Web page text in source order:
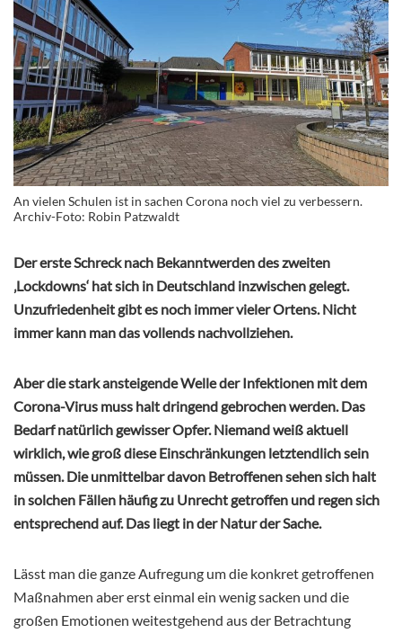
An vielen Schulen ist in sachen Corona noch viel zu verbessern.
Archiv-Foto: Robin Patzwaldt
Der erste Schreck nach Bekanntwerden des zweiten
‚Lockdowns‘ hat sich in Deutschland inzwischen gelegt.
Unzufriedenheit gibt es noch immer vieler Ortens. Nicht
immer kann man das vollends nachvollziehen.
Aber die stark ansteigende Welle der Infektionen mit dem
Corona-Virus muss halt dringend gebrochen werden. Das
Bedarf natürlich gewisser Opfer. Niemand weiß aktuell
wirklich, wie groß diese Einschränkungen letztendlich sein
müssen. Die unmittelbar davon Betroffenen sehen sich halt
in solchen Fällen häufig zu Unrecht getroffen und regen sich
entsprechend auf. Das liegt in der Natur der Sache.
Lässt man die ganze Aufregung um die konkret getroffenen
Maßnahmen aber erst einmal ein wenig sacken und die
großen Emotionen weitestgehend aus der Betrachtung